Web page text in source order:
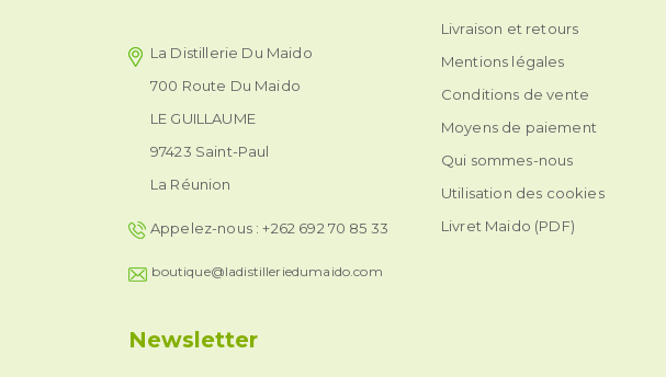
La Distillerie Du Maido
700 Route Du Maido
LE GUILLAUME
97423 Saint-Paul
La Réunion
Appelez-nous :+262 692 70 85 33
boutique@ladistilleriedumaido.com
Livraison et retours
Mentions légales
Conditions de vente
Moyens de paiement
Qui sommes-nous
Utilisation des cookies
Livret Maido (PDF)
Newsletter